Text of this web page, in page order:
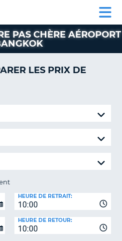
CLIENT
PAS CHÈRE AÉROPORT
LES PRIX DE
10:00
HEURE DE RETRAIT:
10:00
HEURE DE RETOUR: